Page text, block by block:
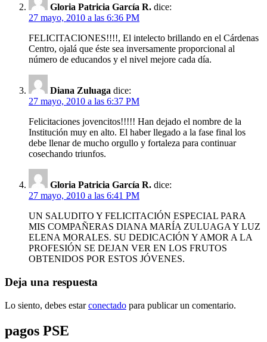
Gloria Patricia García R. dice:
27 mayo, 2010 a las 6:36 PM
FELICITACIONES!!!!, El intelecto brillando en el Cárdenas
Centro, ojalá que éste sea inversamente proporcional al
número de educandos y el nivel mejore cada día.
Diana Zuluaga dice:
27 mayo, 2010 a las 6:37 PM
Felicitaciones jovencitos!!!!! Han dejado el nombre de la
Institución muy en alto. El haber llegado a la fase final los
debe llenar de mucho orgullo y fortaleza para continuar
cosechando triunfos.
Gloria Patricia García R. dice:
27 mayo, 2010 a las 6:41 PM
UN SALUDITO Y FELICITACIÓN ESPECIAL PARA
MIS COMPAÑERAS DIANA MARÍA ZULUAGA Y LUZ
ELENA MORALES. SU DEDICACIÓN Y AMOR A LA
PROFESIÓN SE DEJAN VER EN LOS FRUTOS
OBTENIDOS POR ESTOS JÓVENES.
Deja una respuesta
Lo siento, debes estarconectado para publicar un comentario.
pagos PSE